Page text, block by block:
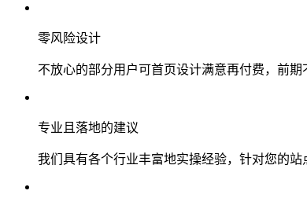
零风险设计
不放心的部分用户可首页设计满意再付费，前
专业且落地的建议
我们具有各个行业丰富地实操经验，针对您的